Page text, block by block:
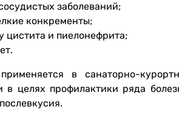
заболеваний;
конкременты;
цистита и пиелонефрита;
в санаторно-
в целях профилактики ряда